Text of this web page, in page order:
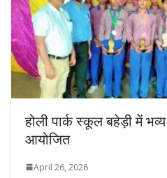
होली पार्क स्कूल बहेड़ी में
आयोजित
April 26, 2026